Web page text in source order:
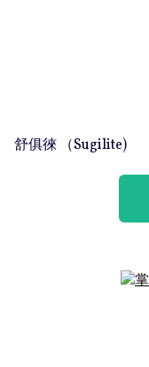
舒俱徠 （Sugilite)